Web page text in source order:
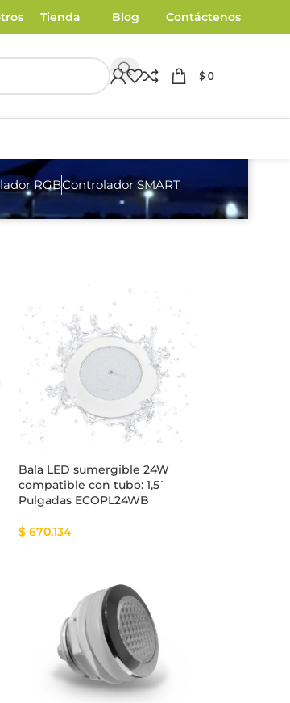
Tienda Blog Contáctenos
$ 0
RGBControlador SMART
Bala LED sumergible 24W
compatible con tubo: 1,5¨
Pulgadas ECOPL24WB
$ 670.134